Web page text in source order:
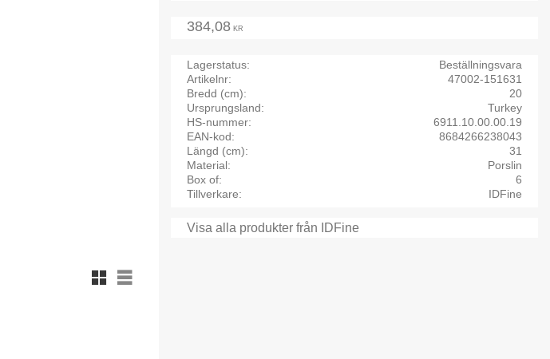
Rutnätsvy
Listvy
384,08 KR
Lagerstatus
Beställningsvara
Artikelnr
47002-151631
Bredd (cm)
20
Ursprungsland
Turkey
HS-nummer
6911.10.00.00.19
EAN-kod
8684266238043
Längd (cm)
31
Material
Porslin
Box of
6
Tillverkare
IDFine
Visa alla produkter från IDFine